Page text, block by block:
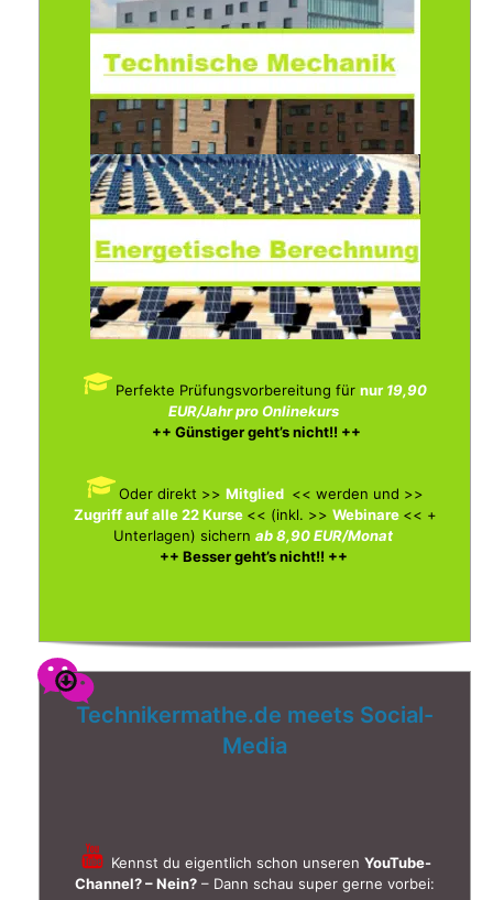
Perfekte Prüfungsvorbereitung für nur 19,90
EUR/Jahr pro Onlinekurs
++ Günstiger geht’s nicht!! ++
Oder direkt >> Mitglied << werden und >>
Zugriff auf alle 22 Kurse << (inkl. >> Webinare << +
Unterlagen) sichern ab 8,90 EUR/Monat
++ Besser geht’s nicht!! ++
Technikermathe.de meets Social-
Media
Kennst du eigentlich schon unseren YouTube-
Channel? – Nein? – Dann schau super gerne vorbei: